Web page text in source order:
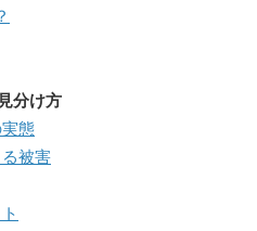
分け方
態
被害